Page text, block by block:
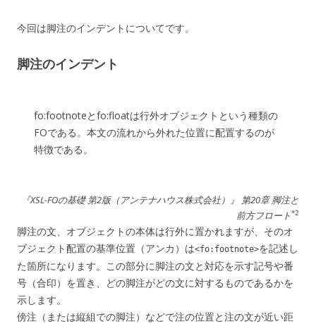
今回は脚注のインデントについてです。
脚注のインデント
fo:footnoteとfo:floatは行外オブジェクトという種類の
FOである。本文の流れから外れた位置に配置するのが
特徴である。
『XSL-FOの基礎 第2版（アンテナハウス株式会社）』 第20章 脚注と
前方フロート*2
脚注の文、オブジェクトの本体は行外に置かれますが、そのオ
ブジェクト配置の基準位置（アンカ）は<fo:footnote>を記述し
た箇所になります。この部分に脚注の文と対応を示す記号や番
号（合印）を置き、どの脚注がどの文に対するものであるかを
示します。
傍注（または縦組での脚注）などで注の位置と注の文が近い距